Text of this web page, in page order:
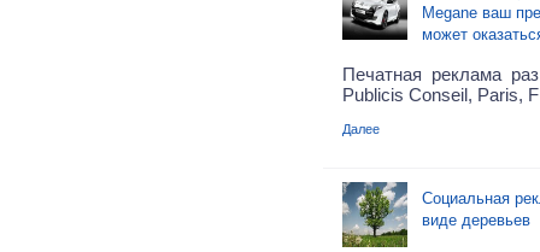
Megane ваш
может
Печатная реклама
Publicis Conseil, Paris,
Далее
Социальная
виде деревьев